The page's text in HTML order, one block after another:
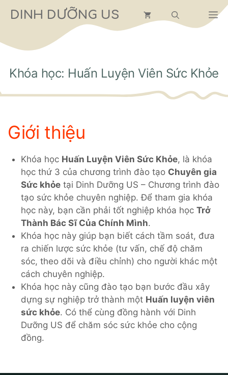
đến
dung
DINH DƯỠNG US
Khóa học: Huấn Luyện Viên Sức Khỏe
Giới thiệu
Khóa học Huấn Luyện Viên Sức Khỏe, là khóa
học thứ 3 của chương trình đào tạo Chuyên gia
Sức khỏetại Dinh Dưỡng US – Chương trình đào
tạo sức khỏe chuyên nghiệp. Để tham gia khóa
học này, bạn cần phải tốt nghiệp khóa học Trở
Thành Bác Sĩ Của Chính Mình.
Khóa học này giúp bạn biết cách tầm soát, đưa
ra chiến lược sức khỏe (tư vấn, chế độ chăm
sóc, theo dõi và điều chỉnh) cho người khác một
cách chuyên nghiệp.
Khóa học này cũng đào tạo bạn bước đầu xây
dựng sự nghiệp trở thành một Huấn luyện viên
sức khỏe. Có thể cùng đồng hành với Dinh
Dưỡng US để chăm sóc sức khỏe cho cộng
đồng.